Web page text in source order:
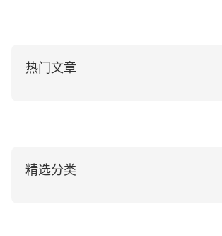
热门文章
精选分类